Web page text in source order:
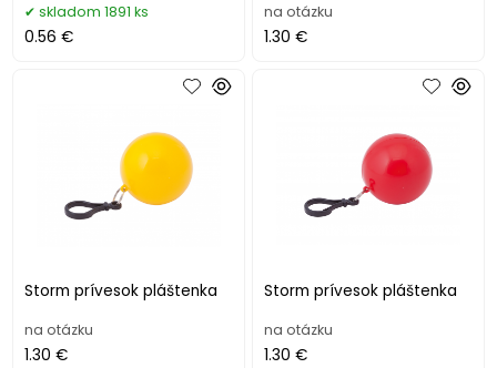
skladom 1891 ks
0.56 €
na otázku
1.30 €
Storm prívesok pláštenka
na otázku
1.30 €
Storm prívesok pláštenka
na otázku
1.30 €